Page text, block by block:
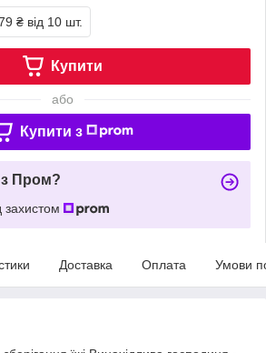
₴ від 10 шт.
Купити
або
Купити з
з Пром?
захистом
Доставка Оплата Умови